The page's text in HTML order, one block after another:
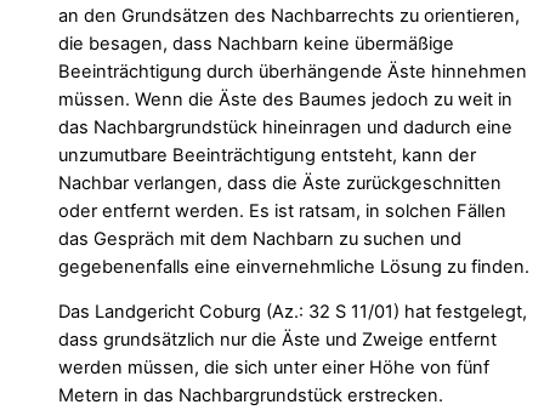
an den Grundsätzen des Nachbarrechts zu orientieren,
die besagen, dass Nachbarn keine übermäßige
Beeinträchtigung durch überhängende Äste hinnehmen
müssen. Wenn die Äste des Baumes jedoch zu weit in
das Nachbargrundstück hineinragen und dadurch eine
unzumutbare Beeinträchtigung entsteht, kann der
Nachbar verlangen, dass die Äste zurückgeschnitten
oder entfernt werden. Es ist ratsam, in solchen Fällen
das Gespräch mit dem Nachbarn zu suchen und
gegebenenfalls eine einvernehmliche Lösung zu finden.
Das Landgericht Coburg (Az.: 32 S 11/01) hat festgelegt,
dass grundsätzlich nur die Äste und Zweige entfernt
werden müssen, die sich unter einer Höhe von fünf
Metern in das Nachbargrundstück erstrecken.